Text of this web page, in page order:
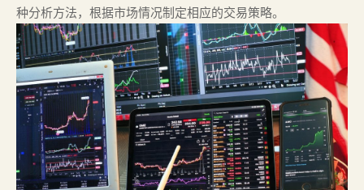
种分析方法，根据市场情况制定相应的交易策略。